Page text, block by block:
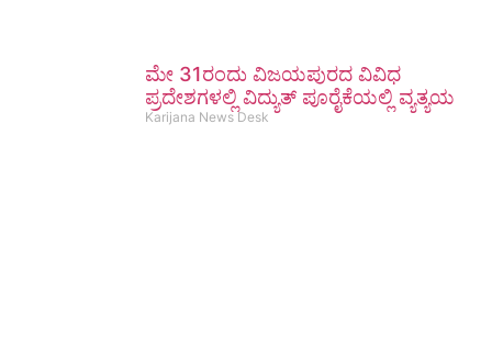
ಮೇ 31ರಂದು ವಿಜಯಪುರದ ವಿವಿಧ
ಪ್ರದೇಶಗಳಲ್ಲಿ ವಿದ್ಯುತ್ ಪೂರೈಕೆಯಲ್ಲಿ ವ್ಯತ್ಯಯ
Karijana News Desk